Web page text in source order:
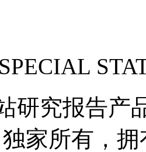
研究报告产
家所有，